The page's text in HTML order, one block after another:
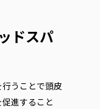
ドスパ
うことで頭皮
進すること